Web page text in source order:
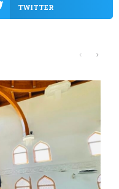
TWITTER